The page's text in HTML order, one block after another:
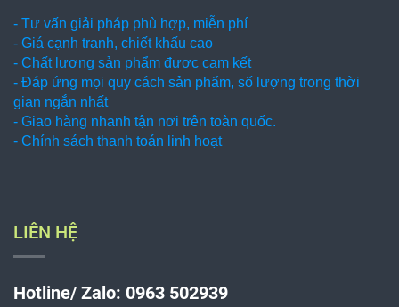
- Tư vấn giải pháp phù hợp, miễn phí
- Giá cạnh tranh, chiết khấu cao
- Chất lượng sản phẩm được cam kết
- Đáp ứng mọi quy cách sản phẩm, số lượng trong thời
gian ngắn nhất
- Giao hàng nhanh tận nơi trên toàn quốc.
- Chính sách thanh toán linh hoạt
LIÊN HỆ
Hotline/ Zalo: 0963 502939